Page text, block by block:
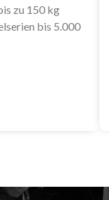
zu 150 kg
bis 5.000